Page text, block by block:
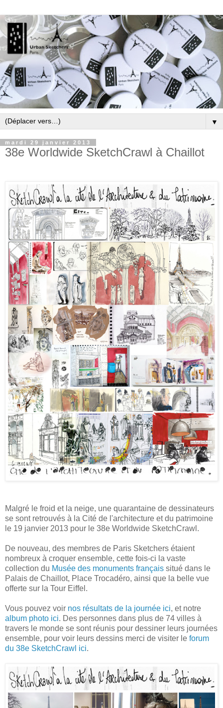
▼
mardi 29 janvier 2013
38e Worldwide SketchCrawl à Chaillot
Malgré le froid et la neige, une quarantaine de dessinateurs
se sont retrouvés à la Cité de l'architecture et du patrimoine
le 19 janvier 2013 pour le 38e Worldwide SketchCrawl.
De nouveau, des membres de Paris Sketchers étaient
nombreux à croquer ensemble, cette fois-ci la vaste
collection du Musée des monuments français situé dans le
Palais de Chaillot, Place Trocadéro, ainsi que la belle vue
offerte sur la Tour Eiffel.
Vous pouvez voir nos résultats de la journée ici, et notre
album photo ici. Des personnes dans plus de 74 villes à
travers le monde se sont réunis pour dessiner leurs journées
ensemble, pour voir leurs dessins merci de visiter le forum
du 38e SketchCrawl ici.